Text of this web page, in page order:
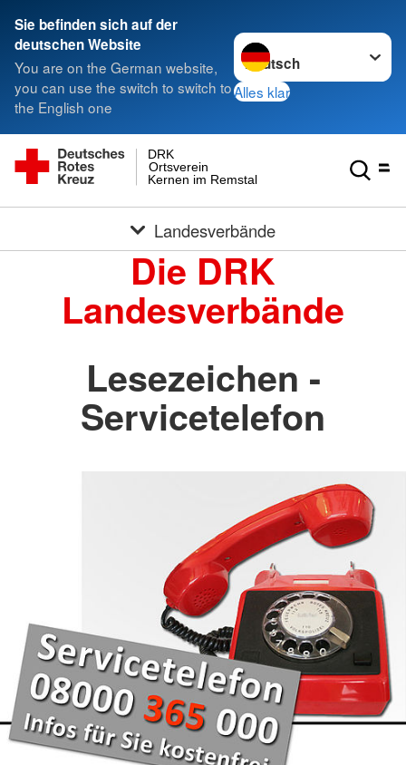
Sie befinden sich auf der
deutschen Website
You are on the German website,
you can use the switch to switch to
the English one
Sprache wechseln zu
Alles klar
Kernen im Remstal
Ortsverein
DRK
Landesverbände
Die DRK
Landesverbände
Lesezeichen -
Servicetelefon